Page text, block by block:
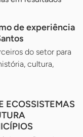
de experiência
do setor para
cultura,
ECOSSISTEMAS